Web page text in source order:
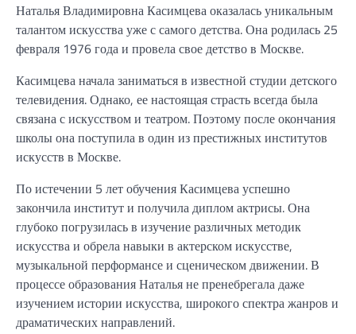
Наталья Владимировна Касимцева оказалась уникальным
талантом искусства уже с самого детства. Она родилась 25
февраля 1976 года и провела свое детство в Москве.
Касимцева начала заниматься в известной студии детского
телевидения. Однако, ее настоящая страсть всегда была
связана с искусством и театром. Поэтому после окончания
школы она поступила в один из престижных институтов
искусств в Москве.
По истечении 5 лет обучения Касимцева успешно
закончила институт и получила диплом актрисы. Она
глубоко погрузилась в изучение различных методик
искусства и обрела навыки в актерском искусстве,
музыкальной перформансе и сценическом движении. В
процессе образования Наталья не пренебрегала даже
изучением истории искусства, широкого спектра жанров и
драматических направлений.